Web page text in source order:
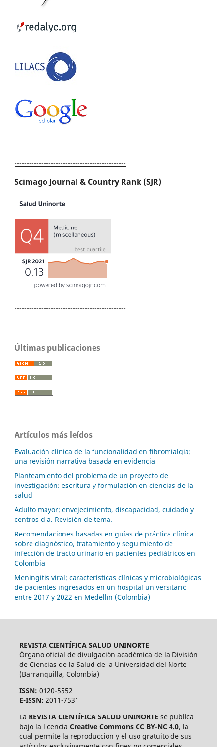
----------------------------------------------
Scimago Journal & Country Rank (SJR)
----------------------------------------------
Últimas publicaciones
Artículos más leídos
Evaluación clínica de la funcionalidad en fibromialgia:
una revisión narrativa basada en evidencia
Planteamiento del problema de un proyecto de
investigación: escritura y formulación en ciencias de la
salud
Adulto mayor: envejecimiento, discapacidad, cuidado y
centros día. Revisión de tema.
Recomendaciones basadas en guías de práctica clínica
sobre diagnóstico, tratamiento y seguimiento de
infección de tracto urinario en pacientes pediátricos en
Colombia
Meningitis viral: características clínicas y microbiológicas
de pacientes ingresados en un hospital universitario
entre 2017 y 2022 en Medellín (Colombia)
REVISTA CIENTÍFICA SALUD UNINORTE
Órgano oficial de divulgación académica de la División
de Ciencias de la Salud de la Universidad del Norte
(Barranquilla, Colombia)
ISSN: 0120-5552
E-ISSN: 2011-7531
La REVISTA CIENTÍFICA SALUD UNINORTE se publica
bajo la licencia Creative Commons CC BY-NC 4.0, la
cual permite la reproducción y el uso gratuito de sus